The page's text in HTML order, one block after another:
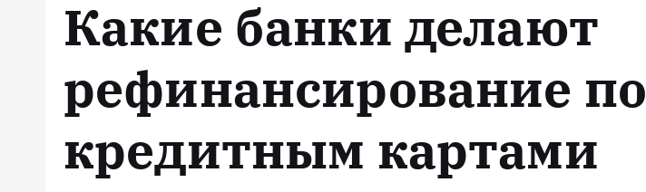
Какие банки делают
рефинансирование по
кредитным картами